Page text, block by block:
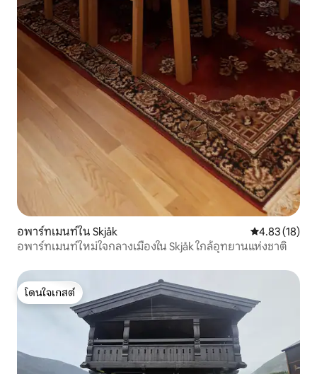
อพาร์ทเมนท์ใน Skjåk คะแนนเฉลี่ย
4.83 (18)
อพาร์ทเมนท์ใหม่ใจกลางเมืองใน Skjåk ใกล้อุทยานแห่งชาติ
โดนใจเกสต์
โดนใจเกสต์